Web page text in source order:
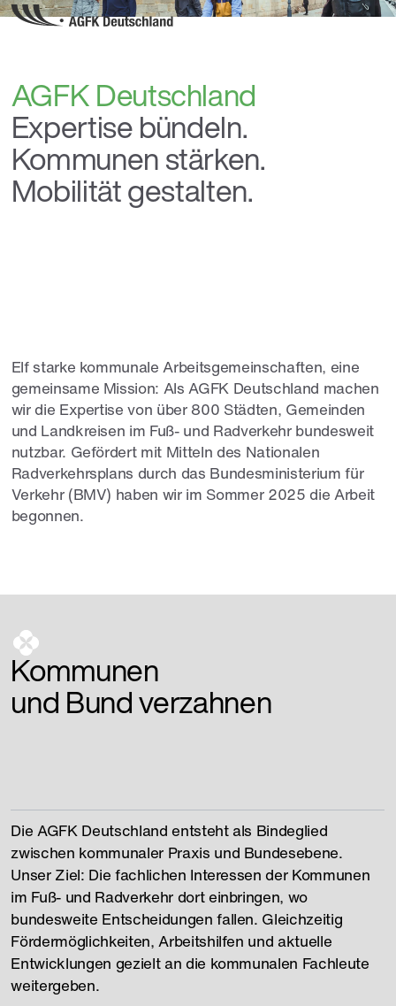
AGFK Deutschland
Expertise bündeln.
Kommunen stärken.
Mobilität gestalten.
Elf starke kommunale Arbeitsgemeinschaften, eine
gemeinsame Mission: Als AGFK Deutschland machen
wir die Expertise von über 800 Städten, Gemeinden
und Landkreisen im Fuß- und Radverkehr bundesweit
nutzbar. Gefördert mit Mitteln des Nationalen
Radverkehrsplans durch das Bundesministerium für
Verkehr (BMV) haben wir im Sommer 2025 die Arbeit
begonnen.
Kommunen
und Bund verzahnen
Die AGFK Deutschland entsteht als Bindeglied
zwischen kommunaler Praxis und Bundesebene.
Unser Ziel: Die fachlichen Interessen der Kommunen
im Fuß- und Radverkehr dort einbringen, wo
bundesweite Entscheidungen fallen. Gleichzeitig
Fördermöglichkeiten, Arbeitshilfen und aktuelle
Entwicklungen gezielt an die kommunalen Fachleute
weitergeben.